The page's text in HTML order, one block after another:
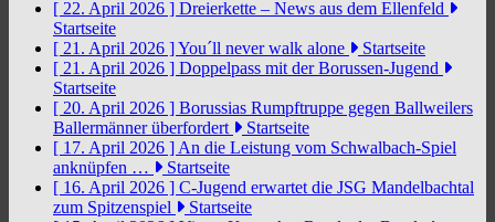
[ 22. April 2026 ] Dreierkette – News aus dem Ellenfeld
Startseite
[ 21. April 2026 ]You´ll never walk alone
Startseite
[ 21. April 2026 ] Doppelpass mit der Borussen-Jugend
Startseite
[ 20. April 2026 ] Borussias Rumpftruppe gegen Ballweilers
Ballermänner überfordert
Startseite
[ 17. April 2026 ] An die Leistung vom Schwalbach-Spiel
anknüpfen …
Startseite
[ 16. April 2026 ] C-Jugend erwartet die JSG Mandelbachtal
zum Spitzenspiel
Startseite